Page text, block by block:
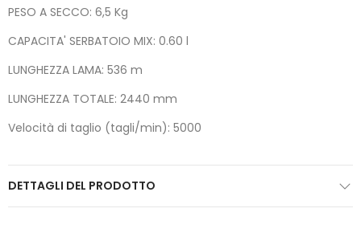
PESO A SECCO: 6,5 Kg
CAPACITA' SERBATOIO MIX: 0.60 l
LUNGHEZZA LAMA: 536 m
LUNGHEZZA TOTALE: 2440 mm
Velocità di taglio (tagli/min): 5000
DETTAGLI DEL PRODOTTO